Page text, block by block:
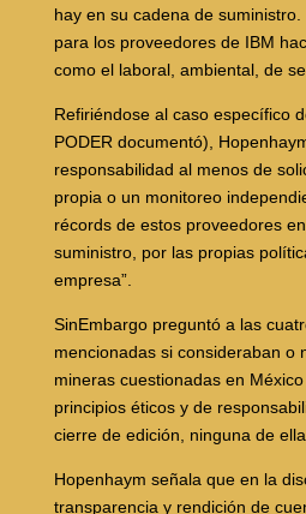
hay en su cadena de
para los proveedores de IBM
como el laboral, ambiental, de
Refiriéndose al caso específico
PODER documentó),
responsabilidad al menos de
propia o un monitoreo
récords de estos proveedores
suministro, por las propias
empresa”.
SinEmbargo preguntó a las
mencionadas si consideraban o
mineras cuestionadas en
principios éticos y de
cierre de edición, ninguna de
Hopenhaym señala que en la
transparencia y rendición de